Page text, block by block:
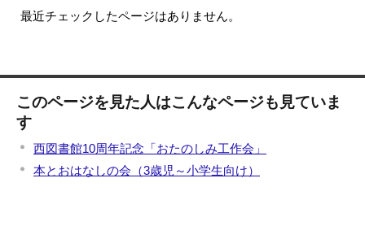
最近チェックしたページはありません。
このページを見た人はこんなページも見ていま
す
西図書館10周年記念「おたのしみ工作会」
本とおはなしの会（3歳児～小学生向け）